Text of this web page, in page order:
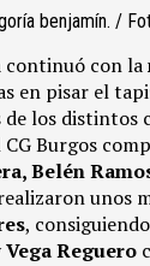
benjamín. /
continuó con la
en pisar el
los distintos
CG Burgos
Belén
unos
,
Vega Reguero